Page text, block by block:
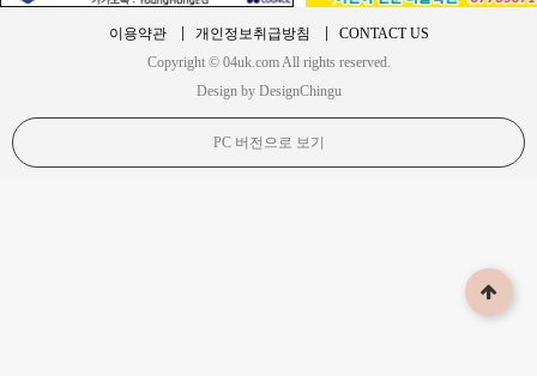
이용약관 개인정보취급방침
CONTACT US
Copyright © 04uk.com All rights reserved.
Design by DesignChingu
PC 버전으로 보기